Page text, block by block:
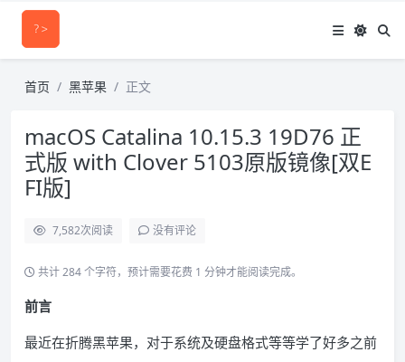
首页 黑苹果 正文
macOS Catalina 10.15.3 19D76 正
式版 with Clover 5103原版镜像[双E
FI版]
7,582次阅读 没有评论
共计 284 个字符，预计需要花费 1 分钟才能阅读完成。
前言
最近在折腾黑苹果，对于系统及硬盘格式等等学了好多之前